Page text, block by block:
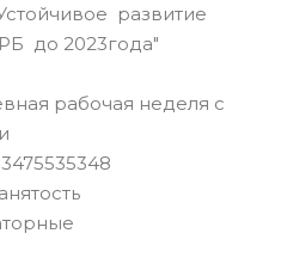
развитие
до 2023года"
рабочая неделя с